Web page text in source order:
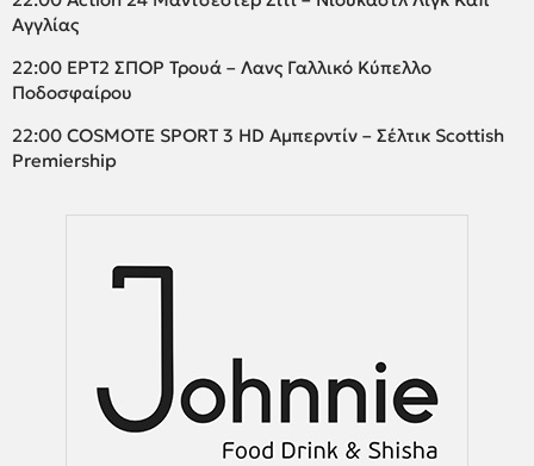
Αγγλίας
22:00 ΕΡΤ2 ΣΠΟΡ Τρουά – Λανς Γαλλικό Κύπελλο
Ποδοσφαίρου
22:00 COSMOTE SPORT 3 HD Αμπερντίν – Σέλτικ Scottish
Premiership